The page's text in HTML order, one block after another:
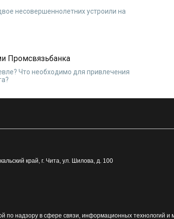
несовершеннолетних устроили на
Промсвязьбанка
Что необходимо для привлечения
край, г. Чита, ул. Шилова, д. 100
по надзору в сфере связи, информационных технологий и